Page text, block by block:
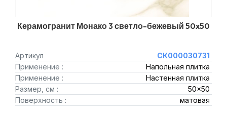
Керамогранит Монако 3 светло-бежевый 50x50
Артикул
СК000030731
Применение :
Напольная плитка
Применение :
Настенная плитка
Размер, см :
50x50
Поверхность :
матовая